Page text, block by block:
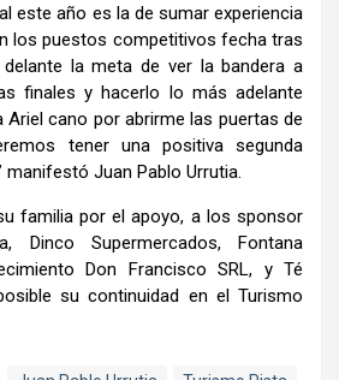
este año es la de sumar experiencia
los puestos competitivos fecha tras
la meta de ver la bandera a
finales y hacerlo lo más adelante
Ariel cano por abrirme las puertas de
tener una positiva segunda
manifestó Juan Pablo Urrutia.
familia por el apoyo, a los sponsor
Dinco Supermercados, Fontana
Don Francisco SRL, y Té
su continuidad en el Turismo